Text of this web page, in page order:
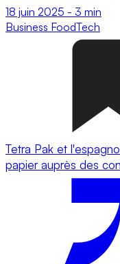
18 juin 2025 - 3 min
Business FoodTech
Tetra Pak et
papier auprès des